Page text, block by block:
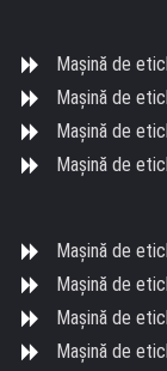
Mașină de
Mașină de
Mașină de
Mașină de
Mașină de
Mașină de
Mașină de
Mașină de